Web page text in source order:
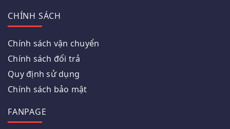
CHÍNH SÁCH
Chính sách vận chuyển
Chính sách đổi trả
Quy định sử dụng
Chính sách bảo mật
FANPAGE